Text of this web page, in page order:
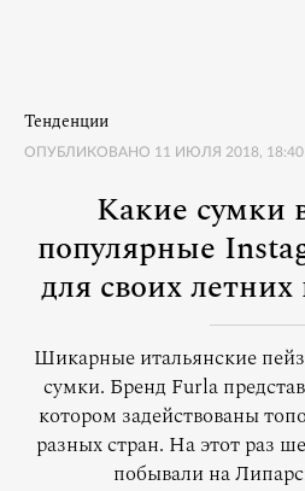
Тенденции
ОПУБЛИКОВАНО 11 ИЮЛЯ 2018, 18:40
Какие сумки
популярные
для своих
Шикарные итальянские
сумки. Бренд Furla
котором задействованы
разных стран. На этот раз
побывали на